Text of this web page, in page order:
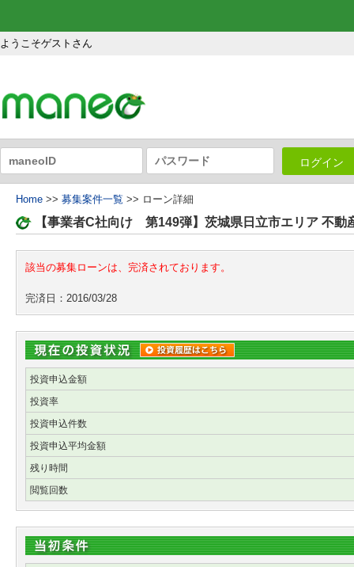
ようこそゲストさん
ログイン
Home >> 募集案件一覧 >> ローン詳細
【事業者C社向け 第149弾】茨城県日立市エリア 不動
該当の募集ローンは、完済されております。
完済日：2016/03/28
投資申込金額
投資率
投資申込件数
投資申込平均金額
残り時間
閲覧回数